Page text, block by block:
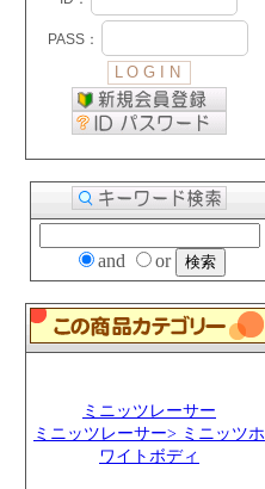
and or
ミニッツレーサー
ミニッツレーサー> ミニッツホ
ワイトボディ